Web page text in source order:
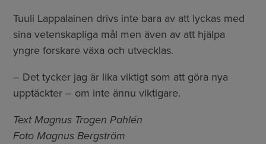
Tuuli Lappalainen drivs inte bara av att lyckas med
sina vetenskapliga mål men även av att hjälpa
yngre forskare växa och utvecklas.
– Det tycker jag är lika viktigt som att göra nya
upptäckter – om inte ännu viktigare.
Text Magnus Trogen Pahlén
Foto Magnus Bergström